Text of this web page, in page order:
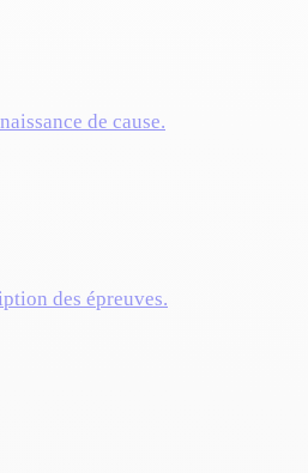
de cause.
des épreuves.